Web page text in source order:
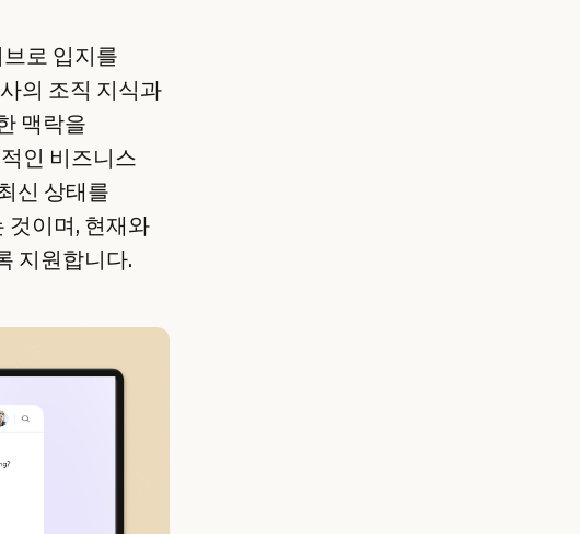
로 입지를
의 조직 지식과
맥락을
인 비즈니스
신 상태를
것이며, 현재와
지원합니다.